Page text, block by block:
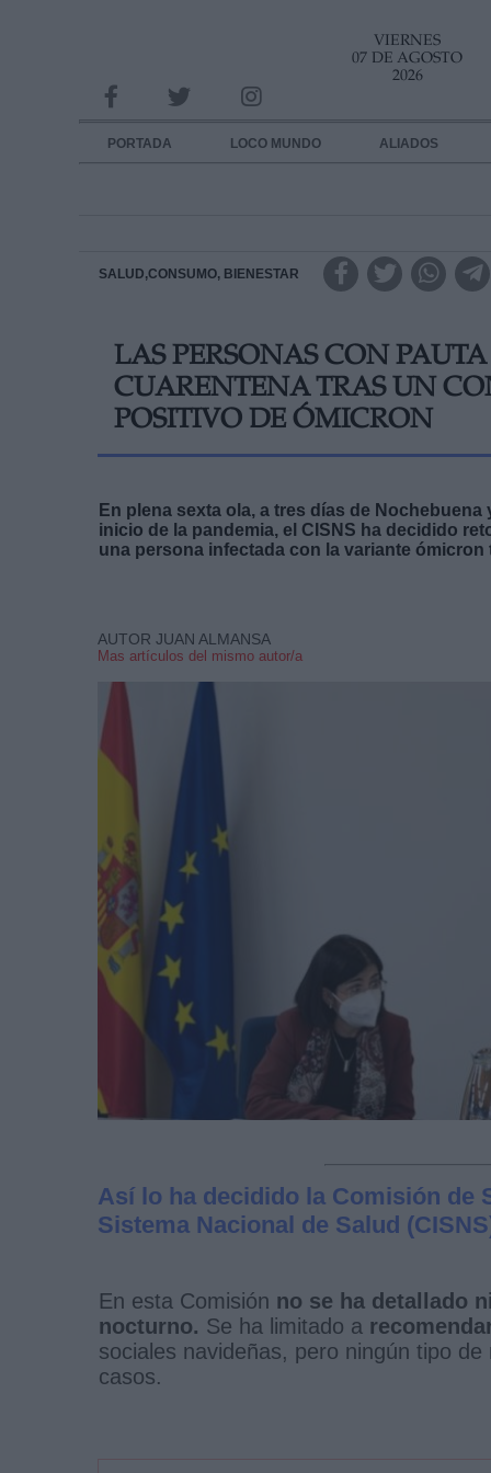
VIERNES
07 DE AGOSTO
2026
PORTADA LOCO MUNDO ALIADOS
SALUD,CONSUMO, BIENESTAR
LAS PERSONAS CON
CUARENTENA TRAS UN
POSITIVO DE ÓMICRON
En plena sexta ola, a tres días de
inicio de la pandemia, el CISNS ha decidido
una persona infectada con la variante
AUTOR JUAN ALMANSA
Mas artículos del mismo autor/a
Así lo ha decidido la Comisión de
Sistema Nacional de Salud
En esta Comisión no se ha detallado
nocturno. Se ha limitado a
sociales navideñas, pero ningún tipo
casos.
INFORMACION SOBRE LA PROTECCIÓN DE TUS DATOS
Responsable:
Destinatarios:
link
Información adicional
link